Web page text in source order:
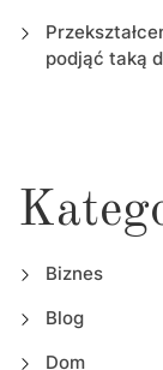
podjąć taką
Biznes
Blog
Dom